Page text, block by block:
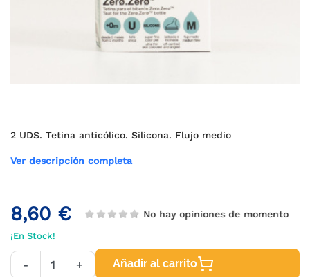
2 UDS. Tetina anticólico. Silicona. Flujo medio
Ver descripción completa
8,60 € No hay opiniones de momento
¡En Stock!
- + Añadir al carrito